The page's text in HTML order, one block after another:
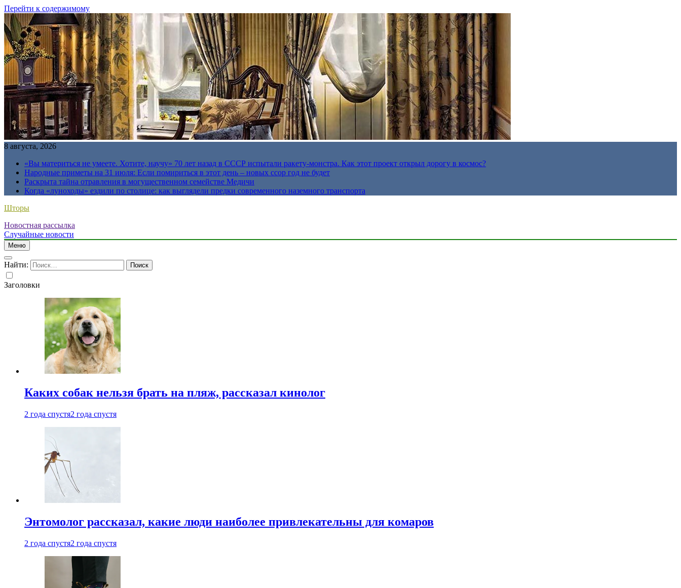
Перейти к содержимому
8 августа, 2026
«Вы материться не умеете. Хотите, научу» 70 лет назад в СССР испытали ракету-монстра. Как этот проект открыл дорогу в космос?
Народные приметы на 31 июля: Если помириться в этот день – новых ссор год не будет
Раскрыта тайна отравления в могущественном семействе Медичи
Когда «луноходы» ездили по столице: как выглядели предки современного наземного транспорта
Шторы
Новостная рассылка
Случайные новости
Меню
Найти:
Заголовки
Каких собак нельзя брать на пляж, рассказал кинолог
2 года спустя2 года спустя
Энтомолог рассказал, какие люди наиболее привлекательны для комаров
2 года спустя2 года спустя